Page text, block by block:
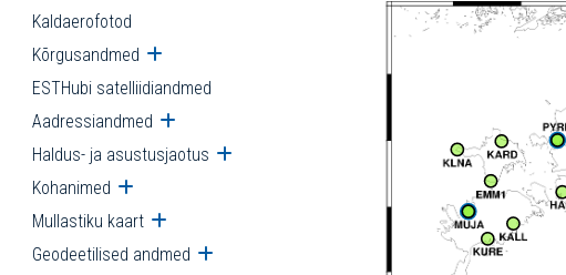
Kaldaerofotod
Kõrgusandmed Ava alammenüü
ESTHubi satelliidiandmed
Aadressiandmed Ava alammenüü
Haldus- ja asustusjaotus Ava alammenüü
Kohanimed Ava alammenüü
Mullastiku kaart Ava alammenüü
Geodeetilised andmed Ava alammenüü